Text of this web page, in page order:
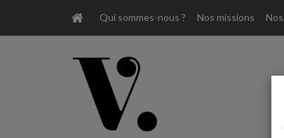
Qui sommes-nous ? Nos missions